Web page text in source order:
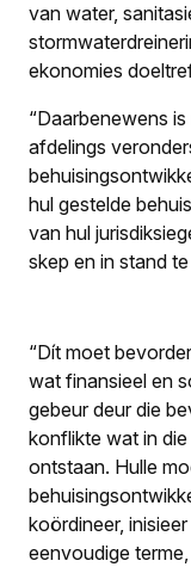
van water,
ekonomies
“Daarbenewens
afdelings
hul gestelde
van hul
skep en in stand
“Dít moet
wat finansieel en
gebeur deur die
konflikte wat in
ontstaan. Hulle
koördineer,
eenvoudige